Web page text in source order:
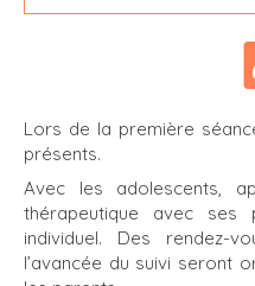
Lors de la première
présents.
Avec les adolescents,
thérapeutique avec ses
individuel. Des
l’avancée du suivi seront